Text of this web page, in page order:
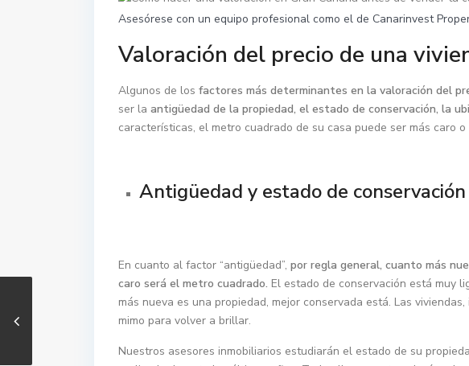
Asesórese con un equipo profesional como el de Canarinvest
Valoración del precio de una
Algunos de los factores más determinantes en la valoración del
ser la antigüedad de la propiedad, el estado de conservación, la
características, el metro cuadrado de su casa puede ser más caro o
Antigüedad y estado de conservación
En cuanto al factor “antigüedad”, por regla general, cuanto más
caro será el metro cuadrado. El estado de conservación está muy
más nueva es una propiedad, mejor conservada está. Las
mimo para volver a brillar.
Nuestros asesores inmobiliarios estudiarán el estado de su